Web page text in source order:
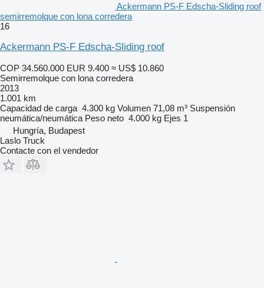
Ackermann PS-F Edscha-Sliding roof
semirremolque con lona corredera
16
Ackermann PS-F Edscha-Sliding roof
COP 34.560.000 EUR 9.400 ≈ US$ 10.860
Semirremolque con lona corredera
2013
1.001 km
Capacidad de carga 4.300 kg Volumen 71,08 m³ Suspensión
neumática/neumática Peso neto 4.000 kg Ejes 1
Hungría, Budapest
Laslo Truck
Contacte con el vendedor